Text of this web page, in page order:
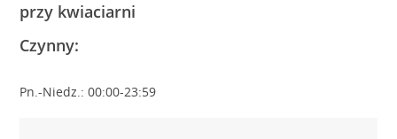
przy kwiaciarni
Czynny:
Pn.-Niedz.: 00:00-23:59